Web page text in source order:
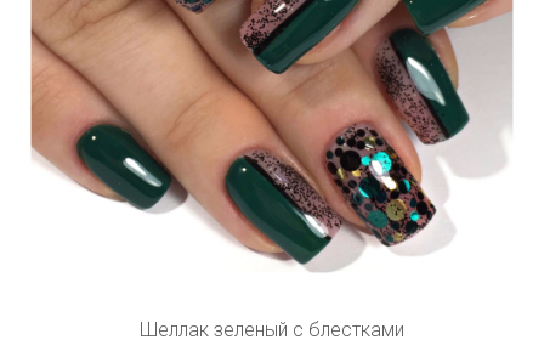
Шеллак зеленый с блестками